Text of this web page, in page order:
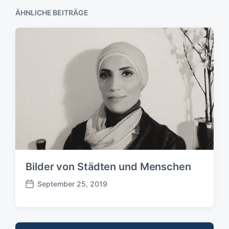
ÄHNLICHE BEITRÄGE
Bilder von Städten und Menschen
B
t
September 25, 2019